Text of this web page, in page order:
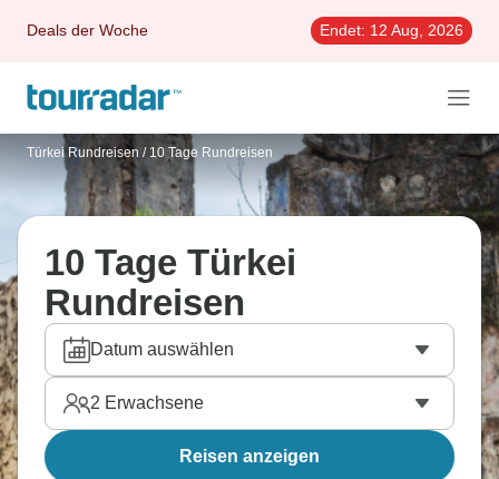
Deals der Woche Endet: 12 Aug, 2026
Türkei Rundreisen / 10 Tage Rundreisen
10 Tage Türkei
Rundreisen
Datum auswählen
2 Erwachsene
Reisen anzeigen